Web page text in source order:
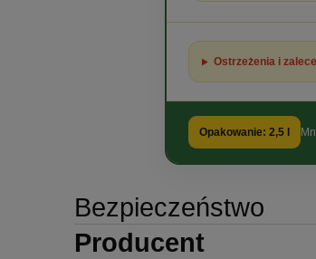
Ostrzeżenia i
Opakowanie: 2,5 l
Bezpieczeństwo
Producent